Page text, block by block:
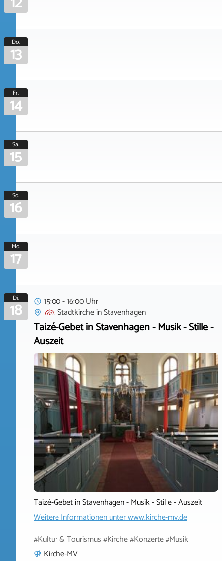
Do.
13
Fr.
14
Sa.
15
So.
16
Mo.
17
Di.
18
15:00 - 16:00 Uhr
StadtkircheinStavenhagen
Taizé-Gebet in Stavenhagen - Musik - Stille -
Auszeit
Taizé-Gebet in Stavenhagen - Musik - Stille - Auszeit
Weitere Informationen unterwww.kirche-mv.de
#Kultur & Tourismus #Kirche #Konzerte #Musik
Kirche-MV